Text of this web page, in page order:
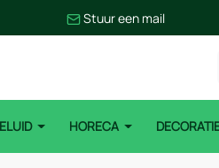
Stuur een mail
HORECA